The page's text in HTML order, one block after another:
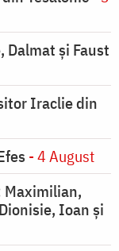
Dalmat şi Faust
Iraclie din
- 4 August
Maximilian,
Ioan şi